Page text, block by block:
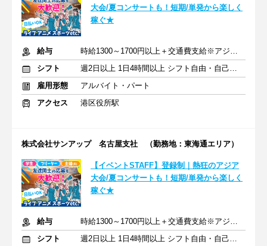
大会/夏コンサートも！短期/単発から楽しく
稼ぐ★
給与
時給1300～1700円以上＋交通費支給※アジア大会手当もあり
シフト
週2日以上 1日4時間以上 シフト自由・自己申告
雇用形態
アルバイト・パート
アクセス
港区役所駅
株式会社サンアップ 名古屋支社 （勤務地：東海通エリア）
【イベントSTAFF】登録制｜熱狂のアジア
大会/夏コンサートも！短期/単発から楽しく
稼ぐ★
給与
時給1300～1700円以上＋交通費支給※アジア大会手当もあり
シフト
週2日以上 1日4時間以上 シフト自由・自己申告